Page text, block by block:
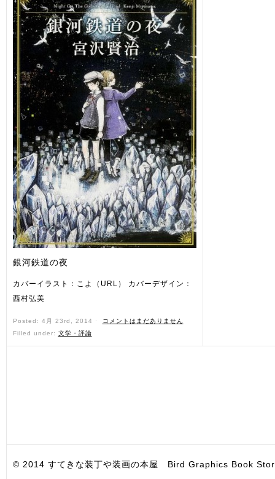
銀河鉄道の夜
カバーイラスト：こよ（URL） カバーデザイン：
西村弘美
Posted: 4月 23rd, 2014 ˑ
コメントはまだありません
Filled under: 文学・評論
© 2014 すてきな装丁や装画の本屋 Bird Graphics Book